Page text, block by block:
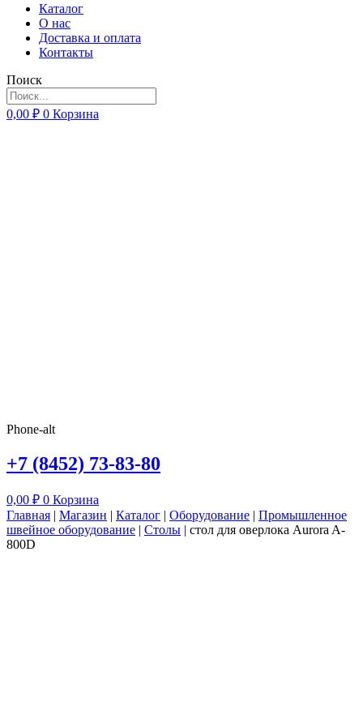
Каталог
О нас
Доставка и оплата
Контакты
Поиск
0,00 ₽ 0 Корзина
Phone-alt
+7 (8452) 73-83-80
0,00 ₽ 0 Корзина
Главная | Магазин | Каталог | Оборудование | Промышленное
швейное оборудование | Столы | стол для оверлока Aurora A-
800D